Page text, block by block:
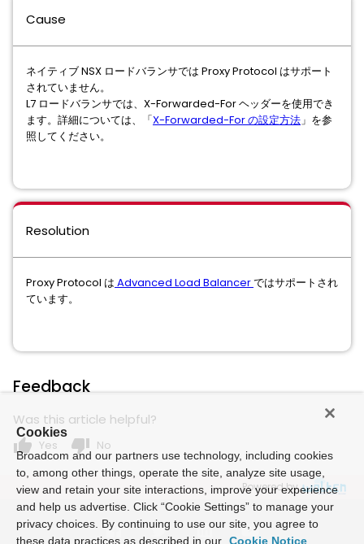
Cause
ネイティブ NSX ロードバランサでは Proxy Protocol はサポート
されていません。
L7 ロードバランサでは、X-Forwarded-For ヘッダーを使用でき
ます。詳細については、「X-Forwarded-For の設定方法」を参
照してください。
Resolution
Proxy Protocol は Advanced Load Balancerではサポートされ
ています。
Feedback
Was this article helpful?
thumb_up Yes thumb_down No
Powered by
Cookies
Broadcom and our partners use technology, including cookies
to, among other things, operate the site, analyze site usage,
view and retain your site interactions, improve your experience
and help us advertise. Click “Cookie Settings” to manage your
privacy choices. By continuing to use our site, you agree to
these data practices as described in our Cookie Notice